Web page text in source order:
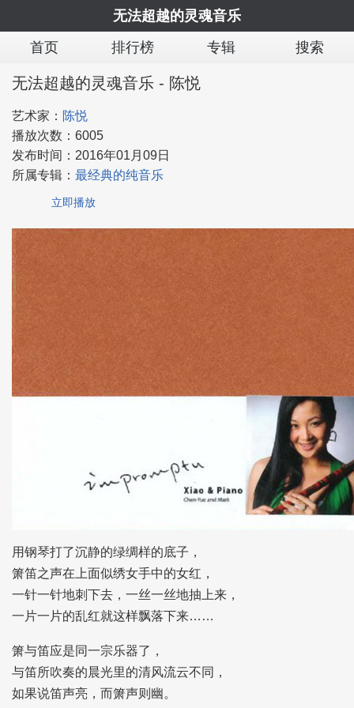
无法超越的灵魂音乐
首页
排行榜 专辑 搜索
无法超越的灵魂音乐 - 陈悦
艺术家： 陈悦
播放次数： 6005
发布时间： 2016年01月09日
所属专辑： 最经典的纯音乐
立即播放
用钢琴打了沉静的绿绸样的底子，
箫笛之声在上面似绣女手中的女红，
一针一针地刺下去，一丝一丝地抽上来，
一片一片的乱红就这样飘落下来……
箫与笛应是同一宗乐器了，
与笛所吹奏的晨光里的清风流云不同，
如果说笛声亮，而箫声则幽。